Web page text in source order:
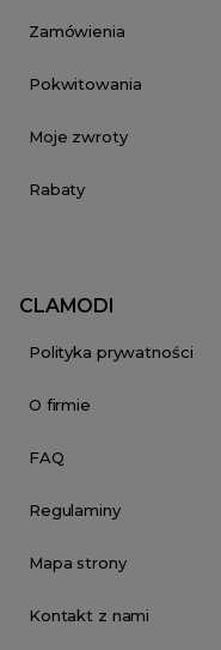
Zamówienia
Pokwitowania
Moje zwroty
Rabaty
CLAMODI
Polityka prywatności
O firmie
FAQ
Regulaminy
Mapa strony
Kontakt z nami